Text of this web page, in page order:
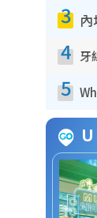
3
4
5